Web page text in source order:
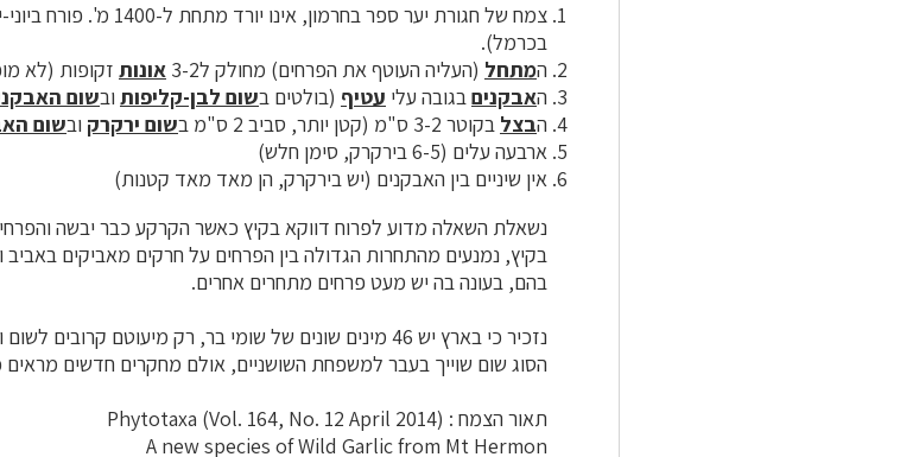
צמח של חגורת יער ספר בחרמון, אינו יורד מתחת ל-1400 מ'. פורח ביוני-יולי בחרמון (
בכרמל).
המתחל (העליה העוטף את הפרחים) מחולק ל3-2 אונות זקופות (לא
האבקניםבגובה עלי עטיף (בולטים בשום לבן-קליפות ובשום
הבצל בקוטר 3-2 ס"מ (קטן יותר, סביב 2 ס"מ ב שום ירקרק ובשום
ארבעה עלים (6-5 בירקרק, סימן חלש)
אין שיניים בין האבקנים (יש בירקרק, הן מאד מאד קטנות)
נשאלת השאלה מדוע לפרוח דווקא בקיץ כאשר הקרקע כבר יבשה
בקיץ, נמנעים מהתחרות הגדולה בין הפרחים על חרקים מאביקים
בהם, בעונה בה יש מעט פרחים מתחרים אחרים.
נזכיר כי בארץ יש 46 מינים שונים של שומי בר, רק מיעוטם
הסוג שום שוייך בעבר למשפחת השושניים, אולם מחקרים חדשים
תאור הצמח : Phytotaxa (Vol. 164, No. 12 April 2014)
A new species of Wild Garlic from Mt Hermon